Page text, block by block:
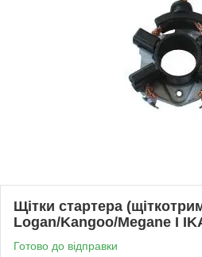
Щітки стартера
Logan/Kangoo/Megane I
Готово до відправки